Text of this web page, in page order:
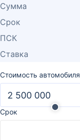
Сумма
Срок
ПСК
Ставка
Стоимость автомобиля
Срок